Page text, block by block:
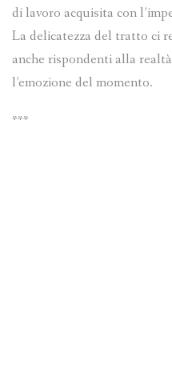
di lavoro acquisita con
La delicatezza del tratto ci
anche rispondenti alla
l’emozione del momento.
***